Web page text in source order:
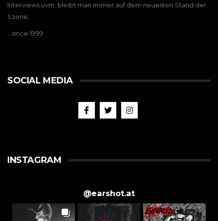
Interviews uvm. bleibt man immer auf dem neuesten Stand der
Szene.
…since 1999
SOCIAL MEDIA
INSTAGRAM
@earshot.at